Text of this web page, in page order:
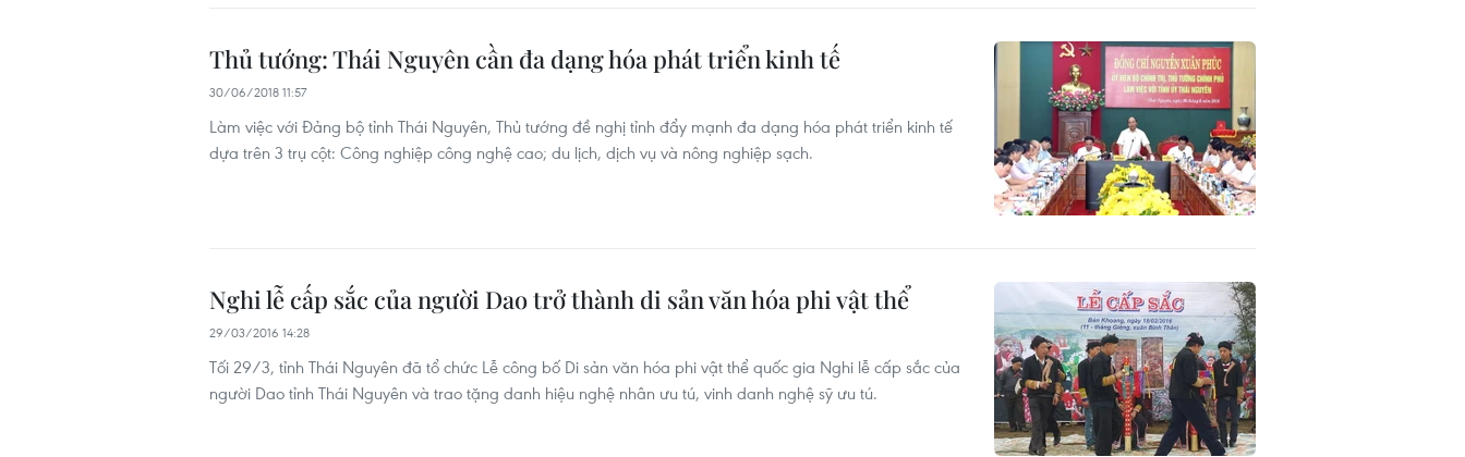
Thủ tướng: Thái Nguyên cần đa dạng hóa phát triển kinh tế
30/06/2018 11:57
Làm việc với Đảng bộ tỉnh Thái Nguyên, Thủ tướng đề nghị tỉnh đẩy mạnh đa dạng hóa phát triển kinh tế
dựa trên 3 trụ cột: Công nghiệp công nghệ cao; du lịch, dịch vụ và nông nghiệp sạch.
Nghi lễ cấp sắc của người Dao trở thành di sản văn hóa phi vật thể
29/03/2016 14:28
Tối 29/3, tỉnh Thái Nguyên đã tổ chức Lễ công bố Di sản văn hóa phi vật thể quốc gia Nghi lễ cấp sắc của
người Dao tỉnh Thái Nguyên và trao tặng danh hiệu ​nghệ nhân ưu tú, vinh danh ​nghệ s​ỹ ưu tú.